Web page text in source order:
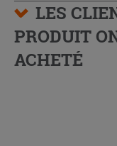
LES
PRODUIT
ACHETÉ